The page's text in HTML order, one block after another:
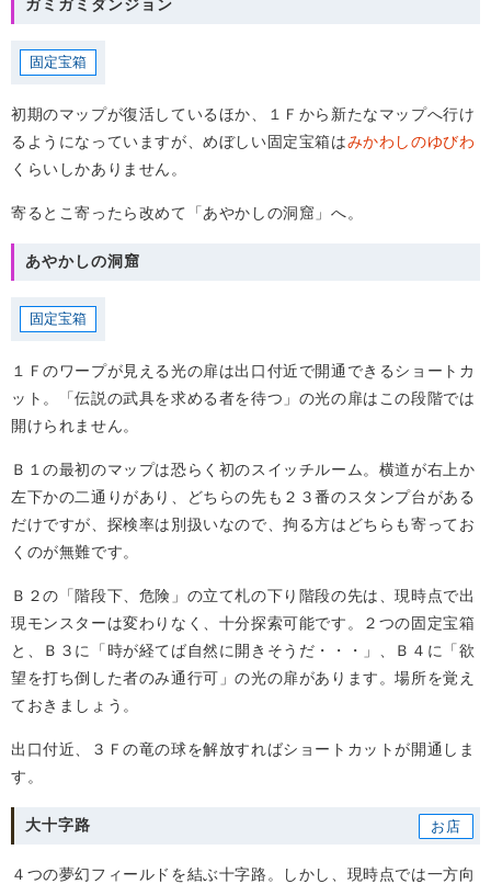
ガミガミダンジョン
固定宝箱
初期のマップが復活しているほか、１Ｆから新たなマップへ行け
るようになっていますが、めぼしい固定宝箱はみかわしのゆびわ
くらいしかありません。
寄るとこ寄ったら改めて「あやかしの洞窟」へ。
あやかしの洞窟
固定宝箱
１Ｆのワープが見える光の扉は出口付近で開通できるショートカ
ット。「伝説の武具を求める者を待つ」の光の扉はこの段階では
開けられません。
Ｂ１の最初のマップは恐らく初のスイッチルーム。横道が右上か
左下かの二通りがあり、どちらの先も２３番のスタンプ台がある
だけですが、探検率は別扱いなので、拘る方はどちらも寄ってお
くのが無難です。
Ｂ２の「階段下、危険」の立て札の下り階段の先は、現時点で出
現モンスターは変わりなく、十分探索可能です。２つの固定宝箱
と、Ｂ３に「時が経てば自然に開きそうだ・・・」、Ｂ４に「欲
望を打ち倒した者のみ通行可」の光の扉があります。場所を覚え
ておきましょう。
出口付近、３Ｆの竜の球を解放すればショートカットが開通しま
す。
大十字路
４つの夢幻フィールドを結ぶ十字路。しかし、現時点では一方向